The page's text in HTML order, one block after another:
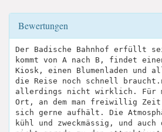
Bewertungen
Der Badische Bahnhof erfüllt
kommt von A nach B, findet
Kiosk, einen Blumenladen und
die Reise noch schnell
allerdings nicht wirklich. Für
Ort, an dem man freiwillig
sich gerne aufhält. Die
kühl und zweckmässig, und auch